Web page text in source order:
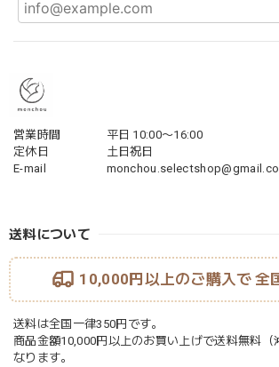
営業時間
平日 10:00〜16:00
定休日
土日祝日
E-mail
送料について
10,000円以上のご購入で 全
送料は全国一律350円です。
商品金額10,000円以上のお買い上げで送料無料（
なります。